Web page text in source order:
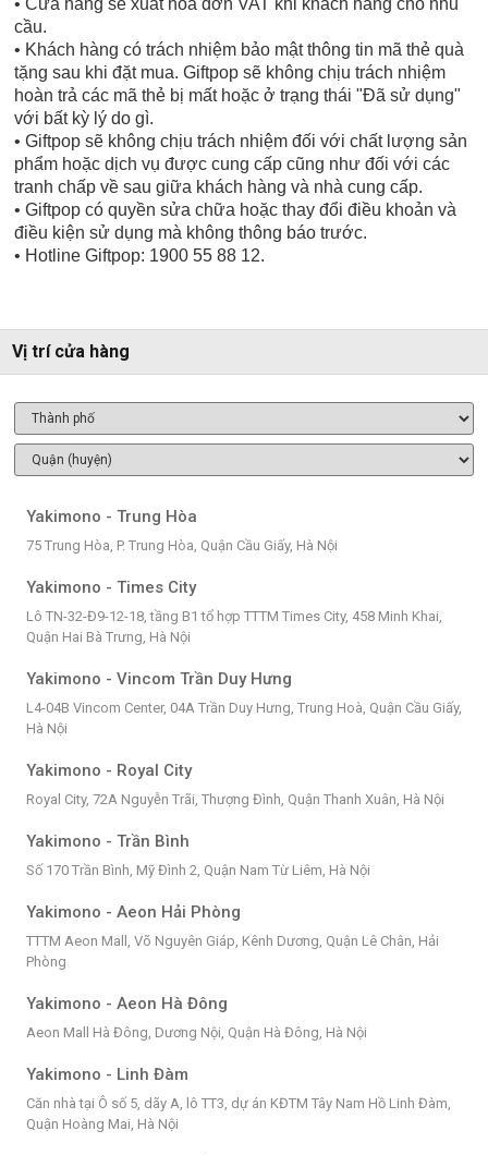
cầu.
• Khách hàng có trách nhiệm bảo mật thông tin mã thẻ quà
tặng sau khi đặt mua. Giftpop sẽ không chịu trách nhiệm
hoàn trả các mã thẻ bị mất hoặc ở trạng thái "Đã sử dụng"
với bất kỳ lý do gì.
• Giftpop sẽ không chịu trách nhiệm đối với chất lượng sản
phẩm hoặc dịch vụ được cung cấp cũng như đối với các
tranh chấp về sau giữa khách hàng và nhà cung cấp.
• Giftpop có quyền sửa chữa hoặc thay đổi điều khoản và
điều kiện sử dụng mà không thông báo trước.
• Hotline Giftpop: 1900 55 88 12.
Vị trí cửa hàng
Yakimono - Trung Hòa
75 Trung Hòa, P. Trung Hòa, Quận Cầu Giấy, Hà Nội
Yakimono - Times City
Lô TN-32-Đ9-12-18, tầng B1 tổ hợp TTTM Times City, 458 Minh Khai,
Quận Hai Bà Trưng, Hà Nội
Yakimono - Vincom Trần Duy Hưng
L4-04B Vincom Center, 04A Trần Duy Hưng, Trung Hoà, Quận Cầu Giấy,
Hà Nội
Yakimono - Royal City
Royal City, 72A Nguyễn Trãi, Thượng Đình, Quận Thanh Xuân, Hà Nội
Yakimono - Trần Bình
Số 170 Trần Bình, Mỹ Đình 2, Quận Nam Từ Liêm, Hà Nội
Yakimono - Aeon Hải Phòng
TTTM Aeon Mall, Võ Nguyên Giáp, Kênh Dương, Quận Lê Chân, Hải
Phòng
Yakimono - Aeon Hà Đông
Aeon Mall Hà Đông, Dương Nội, Quận Hà Đông, Hà Nội
Yakimono - Linh Đàm
Căn nhà tại Ô số 5, dãy A, lô TT3, dự án KĐTM Tây Nam Hồ Linh Đàm,
Quận Hoàng Mai, Hà Nội